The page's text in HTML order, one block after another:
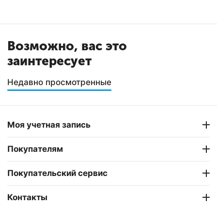
Возможно, вас это
заинтересует
Недавно просмотренные
Моя учетная запись
Покупателям
Покупательский сервис
Контакты